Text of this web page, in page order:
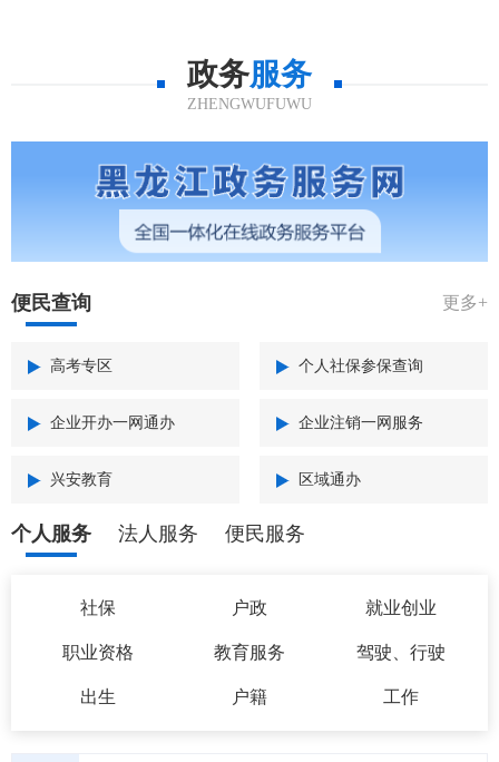
政务服务
ZHENGWUFUWU
便民查询 更多+
高考专区 个人社保参保查询
企业开办一网通办 企业注销一网服务
兴安教育 区域通办
个人服务 法人服务 便民服务
社保 户政 就业创业
职业资格 教育服务 驾驶、行驶
出生 户籍 工作